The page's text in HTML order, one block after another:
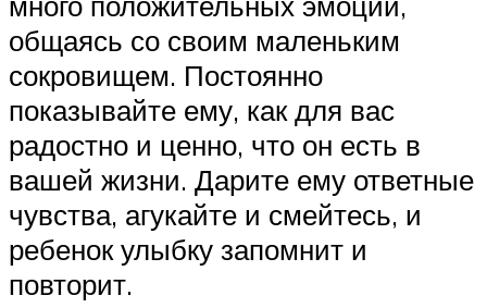
общаясь со своим маленьким
сокровищем. Постоянно
показывайте ему, как для вас
радостно и ценно, что он есть в
вашей жизни. Дарите ему ответные
чувства, агукайте и смейтесь, и
ребенок улыбку запомнит и
повторит.